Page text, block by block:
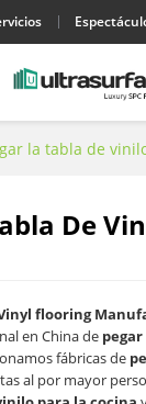
la tabla de
De
flooring
en China de
fábricas de
al por mayor